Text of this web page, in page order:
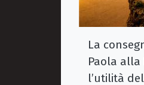
La
Paola alla
l’utilità